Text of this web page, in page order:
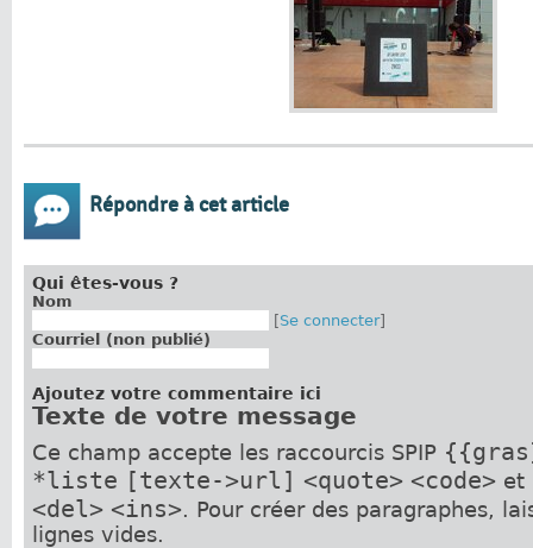
Répondre à cet article
Qui êtes-vous ?
Nom
[Se connecter]
Courriel (non publié)
Ajoutez votre commentaire ici
Texte de votre message
Ce champ accepte les raccourcis SPIP
*liste [texte->url] <quote> <code>et
<del> <ins>. Pour créer des paragraphes,
lignes vides.